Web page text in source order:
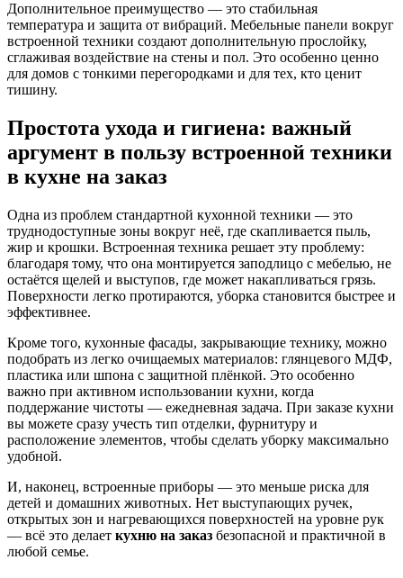
Дополнительное преимущество — это стабильная
температура и защита от вибраций. Мебельные панели вокруг
встроенной техники создают дополнительную прослойку,
сглаживая воздействие на стены и пол. Это особенно ценно
для домов с тонкими перегородками и для тех, кто ценит
тишину.
Простота ухода и гигиена: важный
аргумент в пользу встроенной техники
в кухне на заказ
Одна из проблем стандартной кухонной техники — это
труднодоступные зоны вокруг неё, где скапливается пыль,
жир и крошки. Встроенная техника решает эту проблему:
благодаря тому, что она монтируется заподлицо с мебелью, не
остаётся щелей и выступов, где может накапливаться грязь.
Поверхности легко протираются, уборка становится быстрее и
эффективнее.
Кроме того, кухонные фасады, закрывающие технику, можно
подобрать из легко очищаемых материалов: глянцевого МДФ,
пластика или шпона с защитной плёнкой. Это особенно
важно при активном использовании кухни, когда
поддержание чистоты — ежедневная задача. При заказе кухни
вы можете сразу учесть тип отделки, фурнитуру и
расположение элементов, чтобы сделать уборку максимально
удобной.
И, наконец, встроенные приборы — это меньше риска для
детей и домашних животных. Нет выступающих ручек,
открытых зон и нагревающихся поверхностей на уровне рук
— всё это делает кухню на заказ безопасной и практичной в
любой семье.